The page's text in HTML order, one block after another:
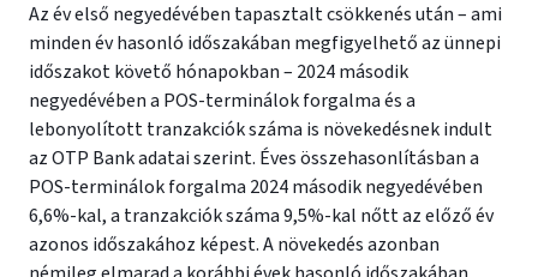
Az év első negyedévében tapasztalt csökkenés után – ami
minden év hasonló időszakában megfigyelhető az ünnepi
időszakot követő hónapokban – 2024 második
negyedévében a POS-terminálok forgalma és a
lebonyolított tranzakciók száma is növekedésnek indult
az OTP Bank adatai szerint. Éves összehasonlításban a
POS-terminálok forgalma 2024 második negyedévében
6,6%-kal, a tranzakciók száma 9,5%-kal nőtt az előző év
azonos időszakához képest. A növekedés azonban